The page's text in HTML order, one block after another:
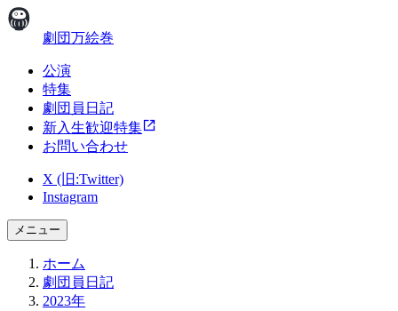
劇団万絵巻
公演
特集
劇団員日記
新入生歓迎特集
お問い合わせ
X (旧:Twitter)
Instagram
メニュー
ホーム
劇団員日記
2023年